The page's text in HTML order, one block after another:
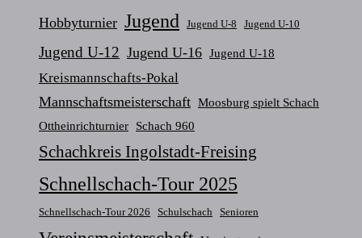
Hobbyturnier Jugend Jugend U-8 Jugend U-10
Jugend U-12 Jugend U-16 Jugend U-18
Kreismannschafts-Pokal
Mannschaftsmeisterschaft Moosburg spielt Schach
Ottheinrichturnier Schach 960
Schachkreis Ingolstadt-Freising
Schnellschach-Tour 2025
Schnellschach-Tour 2026 Schulschach Senioren